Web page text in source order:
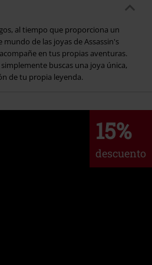
de tu propia leyenda.
15%
descuento